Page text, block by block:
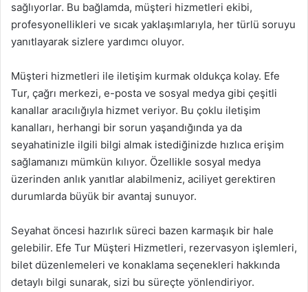
sağlıyorlar. Bu bağlamda, müşteri hizmetleri ekibi,
profesyonellikleri ve sıcak yaklaşımlarıyla, her türlü soruyu
yanıtlayarak sizlere yardımcı oluyor.
Müşteri hizmetleri ile iletişim kurmak oldukça kolay. Efe
Tur, çağrı merkezi, e-posta ve sosyal medya gibi çeşitli
kanallar aracılığıyla hizmet veriyor. Bu çoklu iletişim
kanalları, herhangi bir sorun yaşandığında ya da
seyahatinizle ilgili bilgi almak istediğinizde hızlıca erişim
sağlamanızı mümkün kılıyor. Özellikle sosyal medya
üzerinden anlık yanıtlar alabilmeniz, aciliyet gerektiren
durumlarda büyük bir avantaj sunuyor.
Seyahat öncesi hazırlık süreci bazen karmaşık bir hale
gelebilir. Efe Tur Müşteri Hizmetleri, rezervasyon işlemleri,
bilet düzenlemeleri ve konaklama seçenekleri hakkında
detaylı bilgi sunarak, sizi bu süreçte yönlendiriyor.